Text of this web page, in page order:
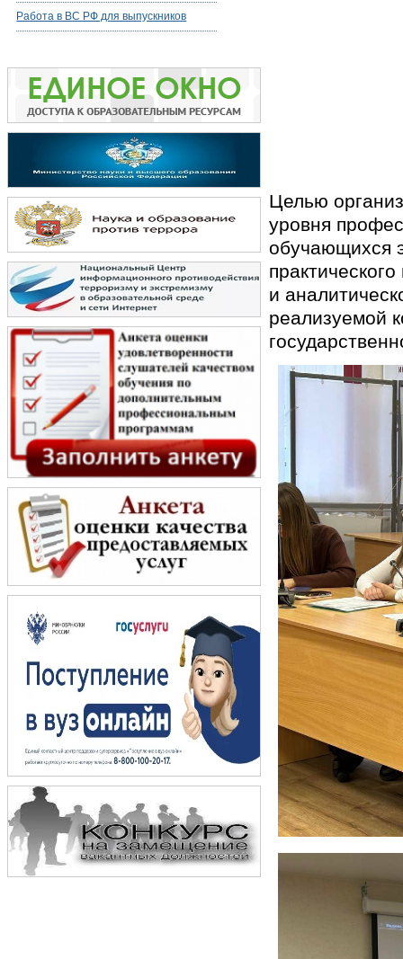
Работа в ВС РФ для выпускников
Целью
уровня
обучающихся
и
реализуемой